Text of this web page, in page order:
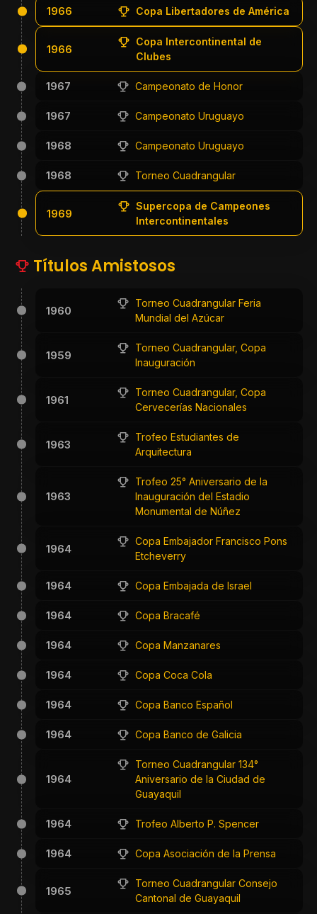
1966 Copa Libertadores de América
1966
Copa Intercontinental de
Clubes
1967 Campeonato de Honor
1967 Campeonato Uruguayo
1968 Campeonato Uruguayo
1968 Torneo Cuadrangular
1969
Supercopa de Campeones
Intercontinentales
Títulos Amistosos
1960
Torneo Cuadrangular Feria
Mundial del Azúcar
1959
Torneo Cuadrangular, Copa
Inauguración
1961
Torneo Cuadrangular, Copa
Cervecerías Nacionales
1963
Trofeo Estudiantes de
Arquitectura
1963
Trofeo 25° Aniversario de la
Inauguración del Estadio
Monumental de Núñez
1964
Copa Embajador Francisco Pons
Etcheverry
1964 Copa Embajada de Israel
1964 Copa Bracafé
1964 Copa Manzanares
1964 Copa Coca Cola
1964 Copa Banco Español
1964 Copa Banco de Galicia
1964
Torneo Cuadrangular 134°
Aniversario de la Ciudad de
Guayaquil
1964 Trofeo Alberto P. Spencer
1964 Copa Asociación de la Prensa
1965
Torneo Cuadrangular Consejo
Cantonal de Guayaquil